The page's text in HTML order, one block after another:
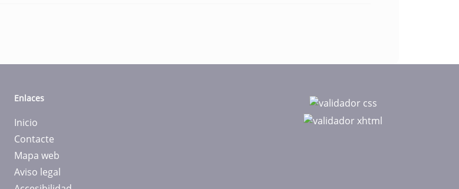
Enlaces
Inicio
Contacte
Mapa web
Aviso legal